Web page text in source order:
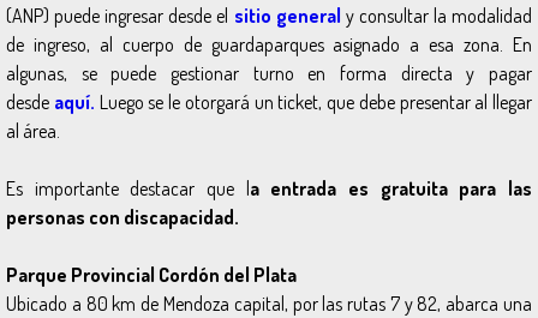
(ANP) puede ingresar desde el sitio general y consultar la modalidad
de ingreso, al cuerpo de guardaparques asignado a esa zona. En
algunas, se puede gestionar turno en forma directa y pagar
desde aquí. Luego se le otorgará un ticket, que debe presentar al llegar
al área.
Es importante destacar que la entrada es gratuita para las
personas con discapacidad.
Parque Provincial Cordón del Plata
Ubicado a 80 km de Mendoza capital, por las rutas 7 y 82, abarca una